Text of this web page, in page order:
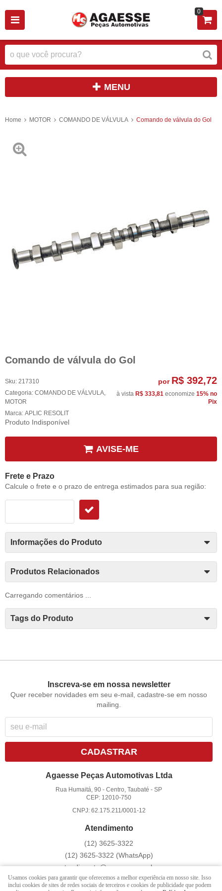
0
MENU
Home MOTOR COMANDO DE VÁLVULA Comando de válvula do Gol
Comando de válvula do Gol
Sku: 217310
Categoria: COMANDO DE VÁLVULA,
MOTOR
Marca: APLIC RESOLIT
Produto Indisponível
por R$ 392,72
à vista R$ 333,81 economize 15% no
Pix
AVISE-ME
Frete e Prazo
Calcule o frete e o prazo de entrega estimados para sua região:
Informações do Produto
Produtos Relacionados
Carregando comentários ...
Tags do Produto
Inscreva-se em nossa newsletter
Quer receber novidades em seu e-mail, cadastre-se em nosso
mailing.
CADASTRAR
Agaesse Peças Automotivas Ltda
Rua Humaitá, 90 -Centro, Taubaté -SP
CEP: 12010-750
CNPJ: 62.175.211/0001-12
Atendimento
(12) 3625-3322
(12) 3625-3322 (WhatsApp)
atendimento@agaesse.com.br
Usamos cookies para garantir que oferecemos a melhor experiência em nosso site. Isso
inclui cookies de sites de redes sociais de terceiros e cookies de publicidade que podem